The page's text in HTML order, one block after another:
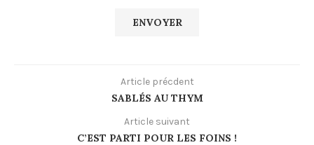
Article précdent
SABLÉS AU THYM
Article suivant
C’EST PARTI POUR LES FOINS !